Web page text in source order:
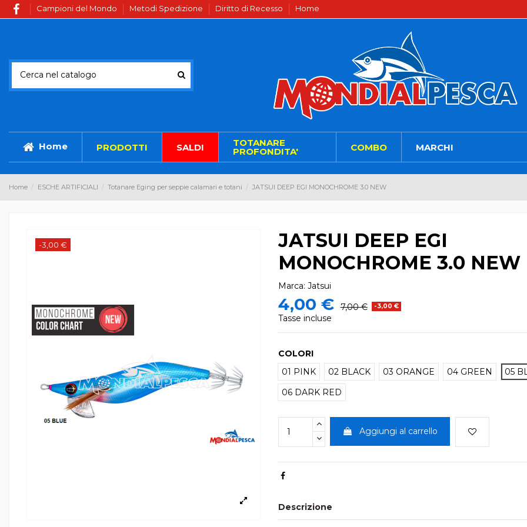
Campioni del Mondo Metodi Spedizione Diritto di Recesso Home
Home PRODOTTI SALDI TOTANARE
PROFONDITA' COMBO MARCHI
Home ESCHE ARTIFICIALI Totanare Eging per seppie calamari e totani JATSUI DEEP EGI MONOCHROME 3.0 NEW
-3,00 €
JATSUI DEEP EGI
MONOCHROME 3.0 NEW
Marca: Jatsui
4,00 € 7,00 € -3,00 €
Tasse incluse
COLORI
01 PINK
02 BLACK 03 ORANGE 04 GREEN
05
06 DARK RED
Aggiungi al carrello
Descrizione